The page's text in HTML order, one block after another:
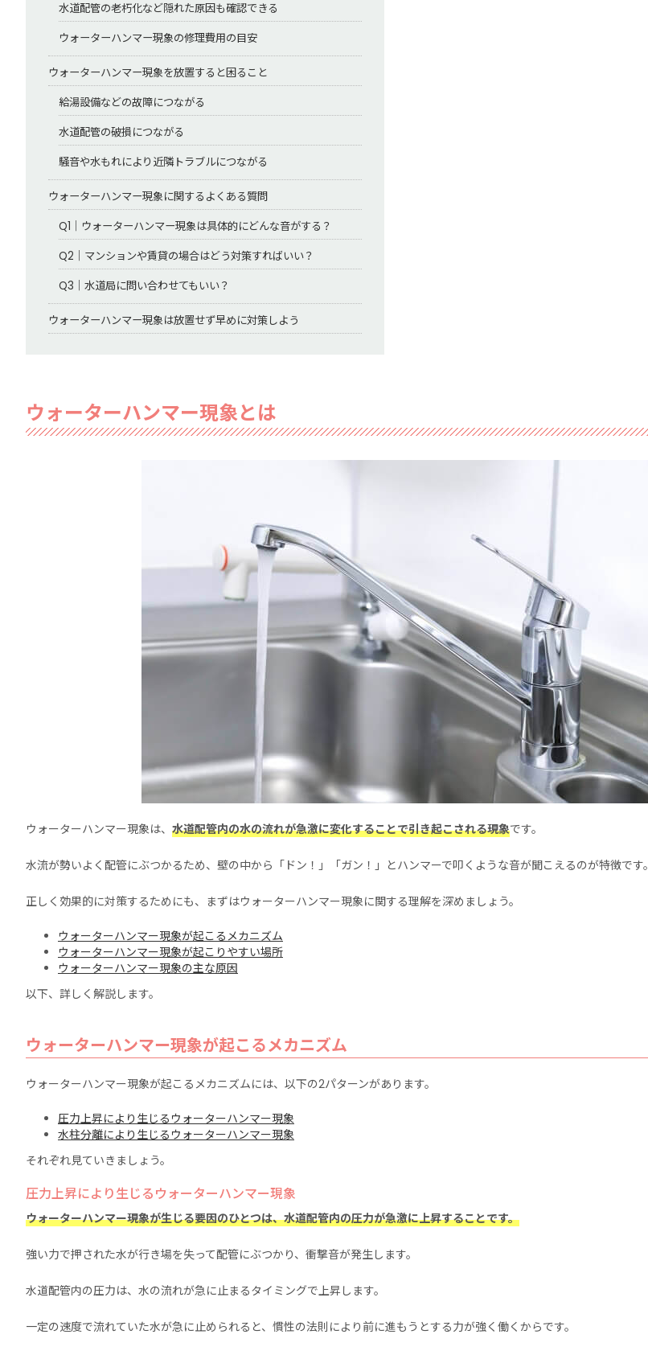
水道配管の老朽化など隠れた原因も確認できる
ウォーターハンマー現象の修理費用の目安
ウォーターハンマー現象を放置すると困ること
給湯設備などの故障につながる
水道配管の破損につながる
騒音や水もれにより近隣トラブルにつながる
ウォーターハンマー現象に関するよくある質問
Q1｜ウォーターハンマー現象は具体的にどんな音がする？
Q2｜マンションや賃貸の場合はどう対策すればいい？
Q3｜水道局に問い合わせてもいい？
ウォーターハンマー現象は放置せず早めに対策しよう
ウォーターハンマー現象とは
ウォーターハンマー現象は、 水道配管内の水の流れが急激に変化することで引き起こされる現象です。
水流が勢いよく配管にぶつかるため、壁の中から「ドン！」「ガン！」とハンマーで叩くような音が聞こえるのが特徴です。
正しく効果的に対策するためにも、まずはウォーターハンマー現象に関する理解を深めましょう。
ウォーターハンマー現象が起こるメカニズム
ウォーターハンマー現象が起こりやすい場所
ウォーターハンマー現象の主な原因
以下、詳しく解説します。
ウォーターハンマー現象が起こるメカニズム
ウォーターハンマー現象が起こるメカニズムには、以下の2パターンがあります。
圧力上昇により生じるウォーターハンマー現象
水柱分離により生じるウォーターハンマー現象
それぞれ見ていきましょう。
圧力上昇により生じるウォーターハンマー現象
ウォーターハンマー現象が生じる要因のひとつは、水道配管内の圧力が急激に上昇することです。
強い力で押された水が行き場を失って配管にぶつかり、衝撃音が発生します。
水道配管内の圧力は、水の流れが急に止まるタイミングで上昇します。
一定の速度で流れていた水が急に止められると、慣性の法則により前に進もうとする力が強く働くからです。